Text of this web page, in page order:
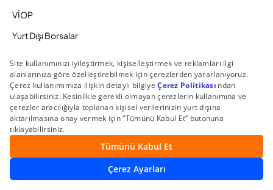
VİOP
Yurt Dışı Borsalar
Halka Arza Katıl
Yatırım Fonları
Hazine İşlemleri
Eurobond
Tahvil ve Bono